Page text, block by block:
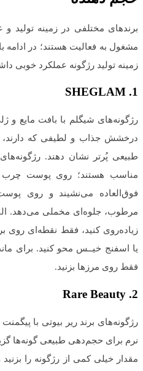
برندهای مختلفی در زمینه تولید و
مشغول به فعالیت هستند؛ در ادامه
زمینه تولید رژگونه عملکرد خوبی
1.
SHEGLAM
رژگونه‌های شیگلم با بافت مایع
درخشش جذاب و لطیفی که دارند،
طبیعی پُرتر نشان دهند.
مناسب هستند؛ روی پوست چرب
فوق‌العاده می‌نشیند و روی
مرطوب، جلوه‌ای مخملی می‌دهد.
زیاده‌روی کنید، فقط نقطه‌ای روی
یا اسفنج خیــس محو کنید. برای
فقط روی مرزها بزنید.
2.
Rare Beauty
رژگونه‌های برند ریر بیوتی با
نرم برای حجم‌دهی طبیعی گونه‌ها
مقدار خیلی کمی از رژگونه را بزنید